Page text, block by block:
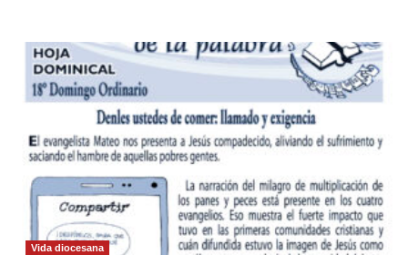
Vida diocesana